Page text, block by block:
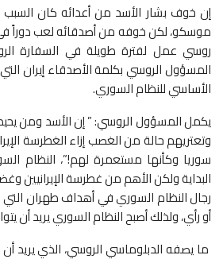
إن خوف بشار الأسد من أعدائه كان السبب
موسكو، لكن خوفه من أصدقائه لعب
روسي عمل لفترة طويلة في السفارة
المسؤول الروسي بكلمة الأصدقاء إيران
الأساسي للنظام السوري.
يكمل المسؤول الروسي: ” إن الأسد ومن يحيط
وتعتريهم حالة من الغصب إزاء الغطرسة
سوريا وكأنها مستعمرة لهم!”، النظام
البداية ولكن الأهم من غطرسة الإيرانيين
رجال النظام السوري في أهداف طهران التي
أو رأي، ولذلك أصبح النظام السوري يريد أن
ما يصفه الدبلوماسي الروسي، الذي يريد